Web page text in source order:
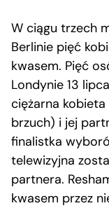
W ciągu trzech
Berlinie pięć
kwasem. Pięć
Londynie 13
ciężarna
brzuch) i jej
finalistka
telewizyjna
partnera.
kwasem przez